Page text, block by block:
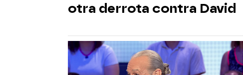
otra derrota contra David